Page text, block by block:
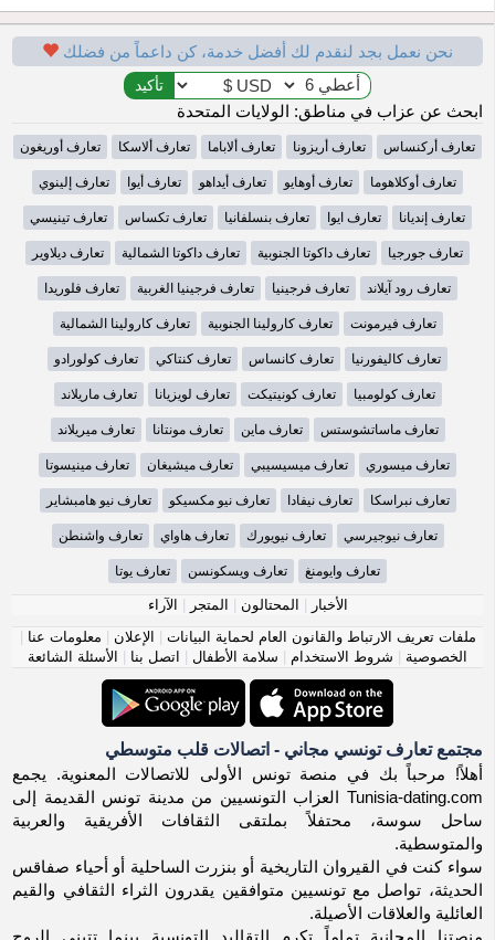
نحن نعمل بجد لنقدم لك أفضل خدمة، كن داعماً من فضلك
ابحث عن عزاب في مناطق: الولايات المتحدة
تعارف أركنساس تعارف أريزونا تعارف ألاباما تعارف ألاسكا تعارف أوريغون
تعارف أوكلاهوما تعارف أوهايو تعارف أيداهو تعارف أيوا تعارف إلينوي
تعارف إنديانا تعارف ايوا تعارف بنسلفانيا تعارف تكساس تعارف تينيسي
تعارف جورجيا تعارف داكوتا الجنوبية تعارف داكوتا الشمالية تعارف ديلاوير
تعارف رود آيلاند تعارف فرجينيا تعارف فرجينيا الغربية تعارف فلوريدا
تعارف فيرمونت تعارف كارولينا الجنوبية تعارف كارولينا الشمالية
تعارف كاليفورنيا تعارف كانساس تعارف كنتاكي تعارف كولورادو
تعارف كولومبيا تعارف كونيتيكت تعارف لويزيانا تعارف ماريلاند
تعارف ماساتشوستس تعارف ماين تعارف مونتانا تعارف ميريلاند
تعارف ميسوري تعارف ميسيسيبي تعارف ميشيغان تعارف مينيسوتا
تعارف نبراسكا تعارف نيفادا تعارف نيو مكسيكو تعارف نيو هامبشاير
تعارف نيوجيرسي تعارف نيويورك تعارف هاواي تعارف واشنطن
تعارف وايومنغ تعارف ويسكونسن تعارف يوتا
الأخبار | المحتالون | المتجر | الآراء
ملفات تعريف الارتباط والقانون العام لحماية البيانات | الإعلان | معلومات عنا |
الخصوصية | شروط الاستخدام | سلامة الأطفال | اتصل بنا | الأسئلة الشائعة
مجتمع تعارف تونسي مجاني - اتصالات قلب متوسطي
أهلاً! مرحباً بك في منصة تونس الأولى للاتصالات المعنوية. يجمع
Tunisia-dating.com العزاب التونسيين من مدينة تونس القديمة إلى
ساحل سوسة، محتفلاً بملتقى الثقافات الأفريقية والعربية
والمتوسطية.
سواء كنت في القيروان التاريخية أو بنزرت الساحلية أو أحياء صفاقس
الحديثة، تواصل مع تونسيين متوافقين يقدرون الثراء الثقافي والقيم
العائلية والعلاقات الأصيلة.
منصتنا المجانية تماماً تكرم التقاليد التونسية بينما تتبنى الروح